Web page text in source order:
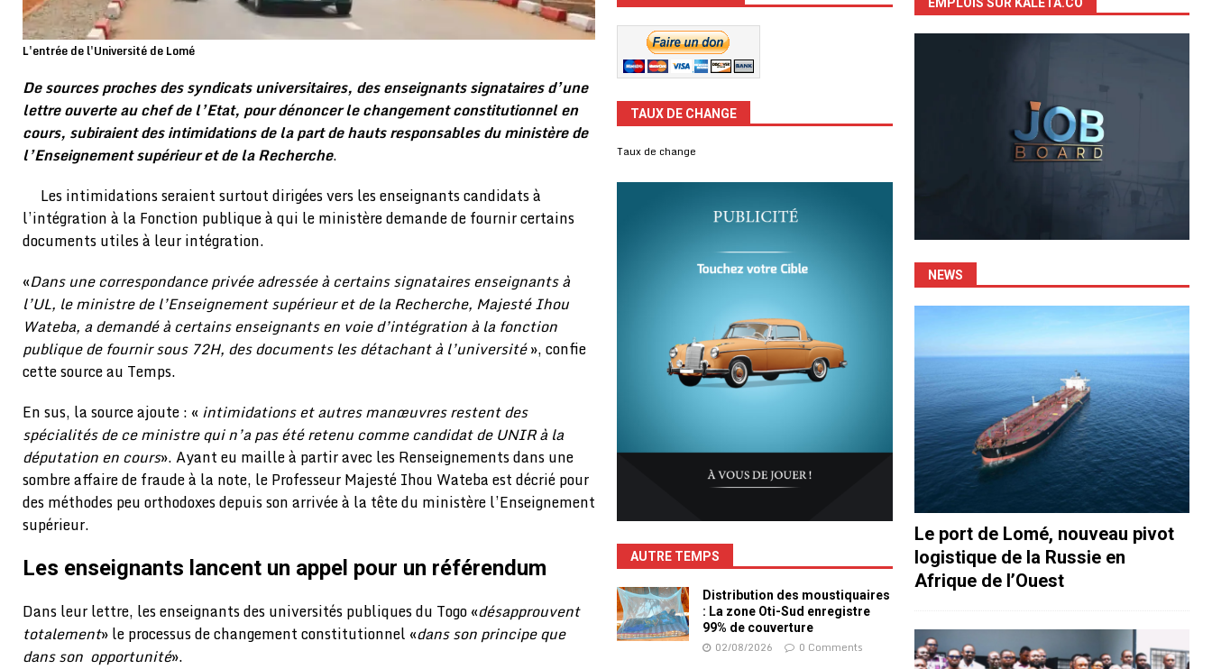
L'entrée de l'Université de Lomé
De sources proches des syndicats universitaires, des enseignants signataires d’une
lettre ouverte au chef de l’Etat, pour dénoncer le changement constitutionnel en
cours, subiraient des intimidations de la part de hauts responsables du ministère de
l’Enseignement supérieur et de la Recherche.
Les intimidations seraient surtout dirigées vers les enseignants candidats à
l’intégration à la Fonction publique à qui le ministère demande de fournir certains
documents utiles à leur intégration.
«Dans une correspondance privée adressée à certains signataires enseignants à
l’UL, le ministre de l’Enseignement supérieur et de la Recherche, Majesté Ihou
Wateba, a demandé à certains enseignants en voie d’intégration à la fonction
publique de fournir sous 72H, des documents les détachant à l’université», confie
cette source au Temps.
En sus, la source ajoute : « intimidations et autres manœuvres restent des
spécialités de ce ministre qui n’a pas été retenu comme candidat de UNIR à la
députation en cours». Ayant eu maille à partir avec les Renseignements dans une
sombre affaire de fraude à la note, le Professeur Majesté Ihou Wateba est décrié pour
des méthodes peu orthodoxes depuis son arrivée à la tête du ministère l’Enseignement
supérieur.
Les enseignants lancent un appel pour un référendum
Dans leur lettre, les enseignants des universités publiques du Togo «désapprouvent
totalement» le processus de changement constitutionnel «dans son principe que
dans son opportunité».
TAUX DE CHANGE
Taux de change
AUTRE TEMPS
Distribution des moustiquaires
: La zone Oti-Sud enregistre
99% de couverture
02/08/2026 0 Comments
NEWS
Le port de Lomé, nouveau pivot
logistique de la Russie en
Afrique de l’Ouest